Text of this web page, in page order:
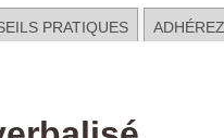
PRATIQUES ADHÉREZ